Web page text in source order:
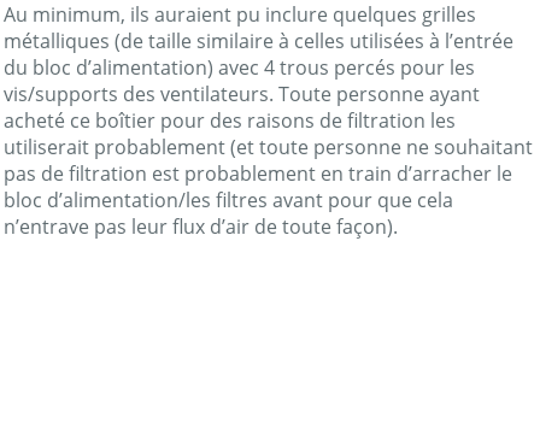
Au minimum, ils auraient pu inclure quelques grilles
métalliques (de taille similaire à celles utilisées à l’entrée
du bloc d’alimentation) avec 4 trous percés pour les
vis/supports des ventilateurs. Toute personne ayant
acheté ce boîtier pour des raisons de filtration les
utiliserait probablement (et toute personne ne souhaitant
pas de filtration est probablement en train d’arracher le
bloc d’alimentation/les filtres avant pour que cela
n’entrave pas leur flux d’air de toute façon).